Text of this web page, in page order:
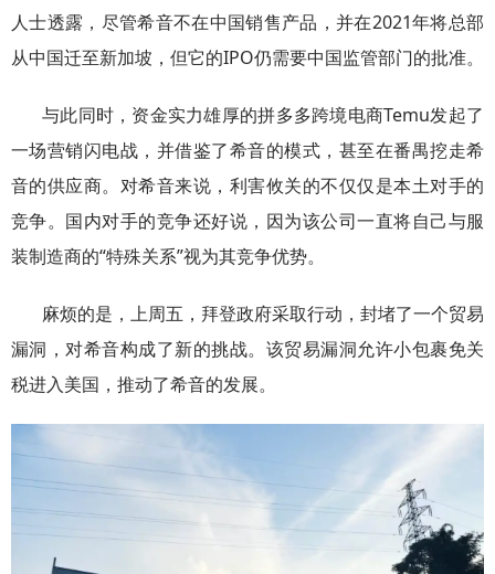
人士透露，尽管希音不在中国销售产品，并在2021年将总部
从中国迁至新加坡，但它的IPO仍需要中国监管部门的批准。
与此同时，资金实力雄厚的拼多多跨境电商Temu发起了
一场营销闪电战，并借鉴了希音的模式，甚至在番禺挖走希
音的供应商。对希音来说，利害攸关的不仅仅是本土对手的
竞争。国内对手的竞争还好说，因为该公司一直将自己与服
装制造商的“特殊关系”视为其竞争优势。
麻烦的是，上周五，拜登政府采取行动，封堵了一个贸易
漏洞，对希音构成了新的挑战。该贸易漏洞允许小包裹免关
税进入美国，推动了希音的发展。